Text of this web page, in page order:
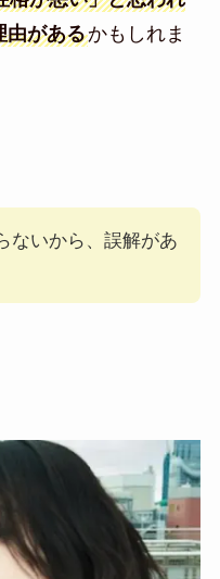
由があるかもしれま
ないから、誤解があ